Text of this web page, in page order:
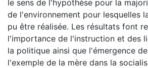
le sens de l'hypothèse pour la
de l'environnement pour lesquelles
pu être réalisée. Les résultats font
l'importance de l'instruction et des
la politique ainsi que l'émergence
l'exemple de la mère dans la